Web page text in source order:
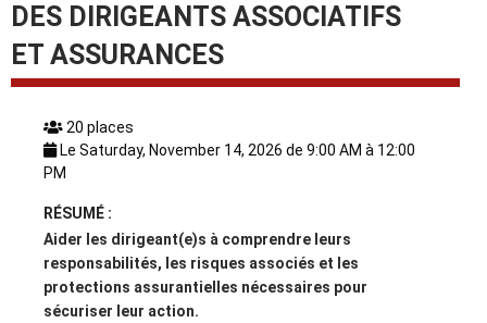
DES DIRIGEANTS ASSOCIATIFS
ET ASSURANCES
20 places
Le Saturday, November 14, 2026 de 9:00 AM à 12:00
PM
RÉSUMÉ :
Aider les dirigeant(e)s à comprendre leurs
responsabilités, les risques associés et les
protections assurantielles nécessaires pour
sécuriser leur action.